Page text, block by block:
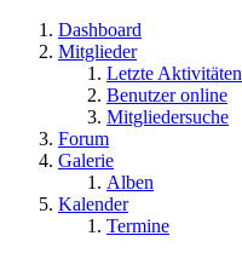
Dashboard
Mitglieder
Letzte Aktivitäten
Benutzer online
Mitgliedersuche
Forum
Galerie
Alben
Kalender
Termine